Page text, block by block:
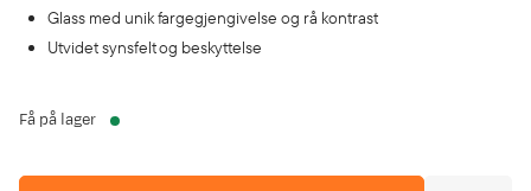
Glass med unik fargegjengivelse og rå kontrast
Utvidet synsfelt og beskyttelse
Få på lager